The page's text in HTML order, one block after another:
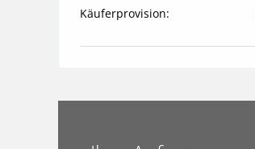
Käuferprovision: